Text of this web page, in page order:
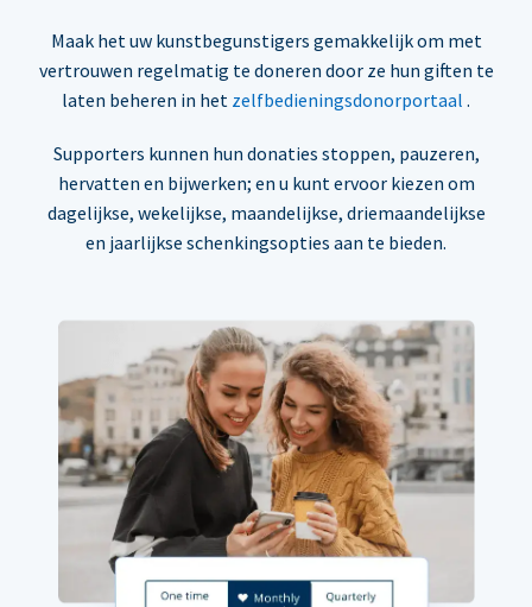
Maak het uw kunstbegunstigers gemakkelijk om met
vertrouwen regelmatig te doneren door ze hun giften te
laten beheren in het zelfbedieningsdonorportaal .
Supporters kunnen hun donaties stoppen, pauzeren,
hervatten en bijwerken; en u kunt ervoor kiezen om
dagelijkse, wekelijkse, maandelijkse, driemaandelijkse
en jaarlijkse schenkingsopties aan te bieden.